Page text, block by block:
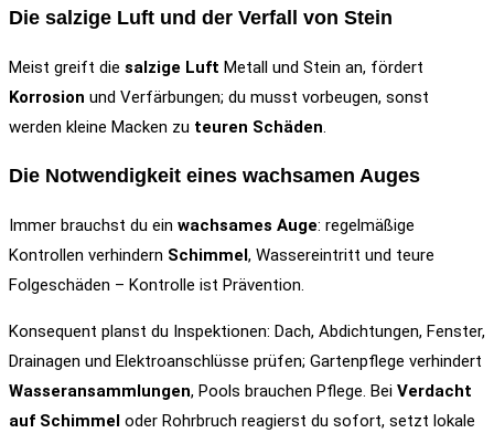
Die salzige Luft und der Verfall von Stein
Meist greift die salzige Luft Metall und Stein an, fördert
Korrosion und Verfärbungen; du musst vorbeugen, sonst
werden kleine Macken zu teuren Schäden.
Die Notwendigkeit eines wachsamen Auges
Immer brauchst du ein wachsames Auge: regelmäßige
Kontrollen verhindern Schimmel, Wassereintritt und teure
Folgeschäden – Kontrolle ist Prävention.
Konsequent planst du Inspektionen: Dach, Abdichtungen, Fenster,
Drainagen und Elektroanschlüsse prüfen; Gartenpflege verhindert
Wasseransammlungen, Pools brauchen Pflege. Bei Verdacht
auf Schimmel oder Rohrbruch reagierst du sofort, setzt lokale